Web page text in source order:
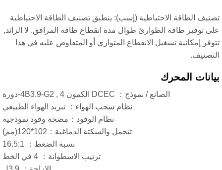
الاحتياطية (إسب): ينطبق تصنيف الطاقة الاحتياطية
طاقة الطوارئ طوال مدة انقطاع طاقة المرافق. لا الزائد,
تشغيل الانقطاع المتوازي أو المتفاوض عليه في هذا
المحرك
الصانع / نموذج： DCEC الكمون 4B3.9-G2 , 4-دورة
نظام سحب الهواء： تبريد الهواء الطبيعي
نظام الوقود：مضخة وقود نموذجية
تتحمل والسكتة الدماغية：102*120(مم)
نسبة الضغط： 16.5:1
ترتيب الاسطوانة： 4 في الخط